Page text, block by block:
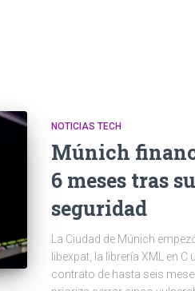
NOTICIAS TECH
Múnich
6 meses tras
seguridad
La Ciudad de Múnich
libexpat, la librería XML en
contrato de hasta seis